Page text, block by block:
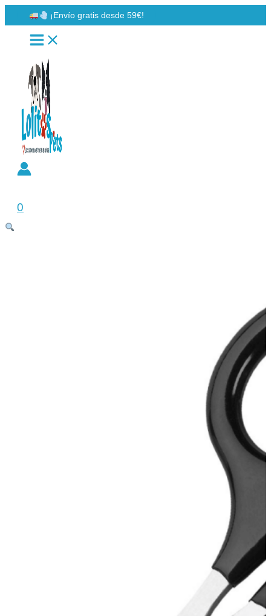
al
contenido
¡Envío gratis desde 59€!
0